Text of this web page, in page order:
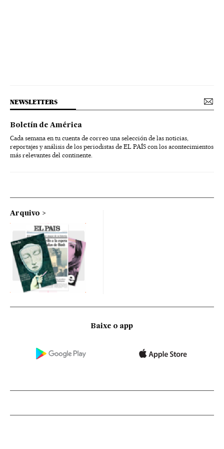
NEWSLETTERS
Boletín de América
Cada semana en tu cuenta de correo una selección de las noticias,
reportajes y análisis de los periodistas de EL PAÍS con los acontecimientos
más relevantes del continente.
Arquivo
Baixe o app